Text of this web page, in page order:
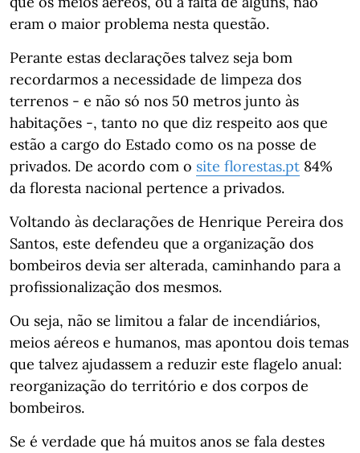
eram o maior problema nesta questão.
Perante estas declarações talvez seja bom
recordarmos a necessidade de limpeza dos
terrenos - e não só nos 50 metros junto às
habitações -, tanto no que diz respeito aos que
estão a cargo do Estado como os na posse de
privados. De acordo com o site florestas.pt 84%
da floresta nacional pertence a privados.
Voltando às declarações de Henrique Pereira dos
Santos, este defendeu que a organização dos
bombeiros devia ser alterada, caminhando para a
profissionalização dos mesmos.
Ou seja, não se limitou a falar de incendiários,
meios aéreos e humanos, mas apontou dois temas
que talvez ajudassem a reduzir este flagelo anual:
reorganização do território e dos corpos de
bombeiros.
Se é verdade que há muitos anos se fala destes